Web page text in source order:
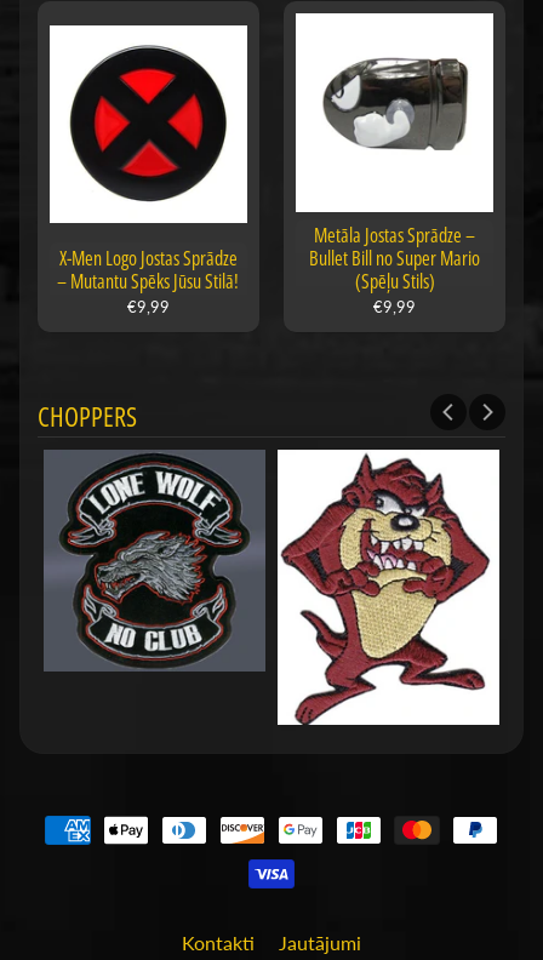
X-Men Logo Jostas Sprādze
– Mutantu Spēks Jūsu Stilā!
€9,99
Metāla Jostas Sprādze –
Bullet Bill no Super Mario
(Spēļu Stils)
€9,99
CHOPPERS
Kontakti Jautājumi